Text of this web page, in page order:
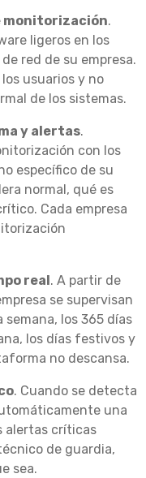
monitorización.
ligeros en los
red de su empresa.
usuarios y no
de los sistemas.
y alertas.
con los
específico de su
normal, qué es
Cada empresa
real. A partir de
se supervisan
semana, los 365 días
los días festivos y
no descansa.
. Cuando se detecta
una
alertas críticas
de guardia,
sea.